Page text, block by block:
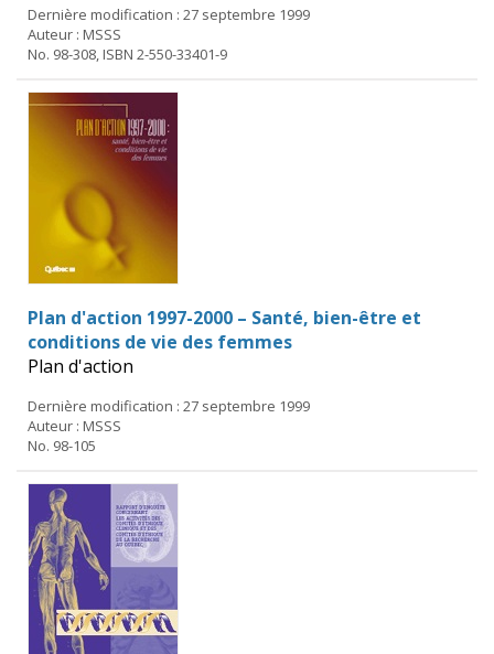
Dernière modification : 27 septembre 1999
Auteur : MSSS
No. 98-308, ISBN 2-550-33401-9
Plan d'action 1997-2000 – Santé, bien-être et
conditions de vie des femmes
Plan d'action
Dernière modification : 27 septembre 1999
Auteur : MSSS
No. 98-105